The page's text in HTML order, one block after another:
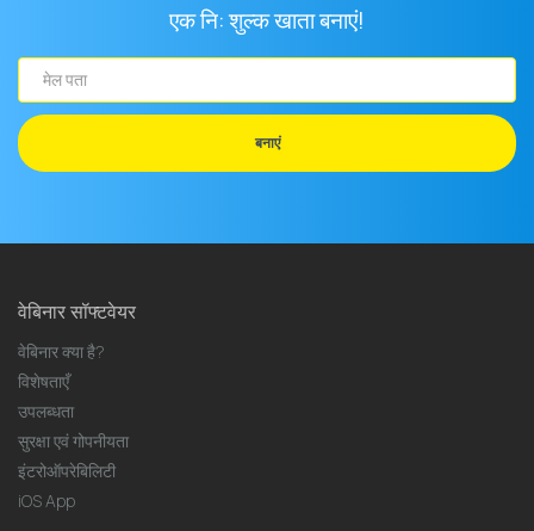
एक नि: शुल्क खाता बनाएं!
पता
बनाएं
वेबिनार सॉफ्टवेयर
वेबिनार क्या है?
विशेषताएँ
उपलब्धता
सुरक्षा एवं गोपनीयता
इंटरोऑपरेबिलिटी
iOS App